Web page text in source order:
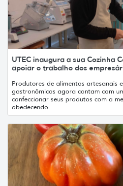
UTEC inaugura a sua Cozinha
apoiar o trabalho dos
Produtores de alimentos artesanais
gastronômicos agora contam com
confeccionar seus produtos com a
obedecendo...